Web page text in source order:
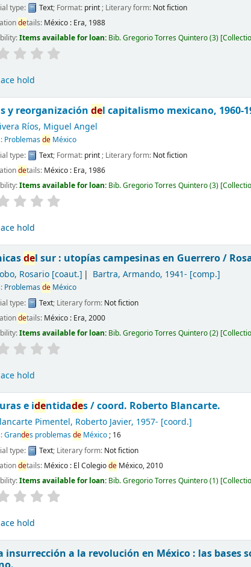
type:
Text; Format: print ; Literary form: Not fiction
details: México : Era, 1988
Items available for loan: Bib. Gregorio Torres Quintero(3)
hold
y reorganizacióndel capitalismo mexicano, 1960-
Ríos, Miguel Angel
Problemasde México
type:
Text; Format: print ; Literary form: Not fiction
details: México : Era, 1986
Items available for loan: Bib. Gregorio Torres Quintero(3)
hold
del sur : utopías campesinas en Guerrero /
Rosario[coaut.] Bartra, Armando, 1941- [comp.]
Problemasde México
type:
Text; Literary form: Not fiction
details: México : Era,2000
Items available for loan: Bib. Gregorio Torres Quintero(2)
hold
e identidades /coord. Roberto Blancarte.
Pimentel, Roberto Javier, 1957- [coord.]
Grandes problemasde México; 16
type:
Text; Literary form: Not fiction
details: México : El Colegiode México,2010
Items available for loan: Bib. Gregorio Torres Quintero(1)
hold
insurrección a la revolución en México : las bases